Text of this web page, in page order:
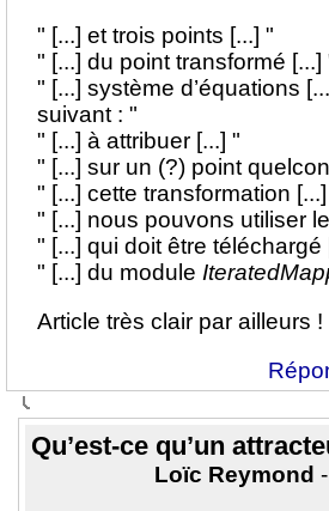
" [...] et trois points [...] "
" [...] du point transformé [...]
" [...] système d’équations
suivant : "
" [...] à attribuer [...] "
" [...] sur un (?) point
" [...] cette transformation
" [...] nous pouvons utiliser
" [...] qui doit être téléchargé
" [...] du module
Article très clair par ailleurs !
Qu’est-ce qu’un
Loïc Reymond